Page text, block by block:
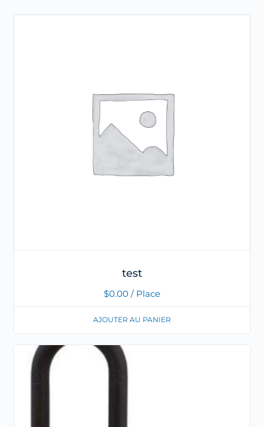
test
$0.00 / Place
AJOUTER AU PANIER